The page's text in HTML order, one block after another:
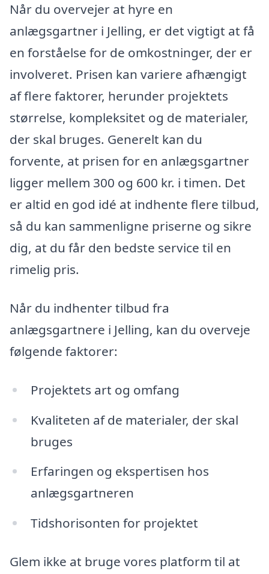
Når du overvejer at hyre en
anlægsgartner i Jelling, er det vigtigt at få
en forståelse for de omkostninger, der er
involveret. Prisen kan variere afhængigt
af flere faktorer, herunder projektets
størrelse, kompleksitet og de materialer,
der skal bruges. Generelt kan du
forvente, at prisen for en anlægsgartner
ligger mellem 300 og 600 kr. i timen. Det
er altid en god idé at indhente flere tilbud,
så du kan sammenligne priserne og sikre
dig, at du får den bedste service til en
rimelig pris.
Når du indhenter tilbud fra
anlægsgartnere i Jelling, kan du overveje
følgende faktorer:
Projektets art og omfang
Kvaliteten af de materialer, der skal
bruges
Erfaringen og ekspertisen hos
anlægsgartneren
Tidshorisonten for projektet
Glem ikke at bruge vores platform til at